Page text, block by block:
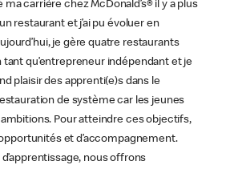
ma carrière chez McDonald’s® il y a plus
restaurant et j’ai pu évoluer en
je gère quatre restaurants
tant qu’entrepreneur indépendant et je
plaisir des apprenti(e)s dans le
de système car les jeunes
Pour atteindre ces objectifs,
et d’accompagnement.
nous offrons